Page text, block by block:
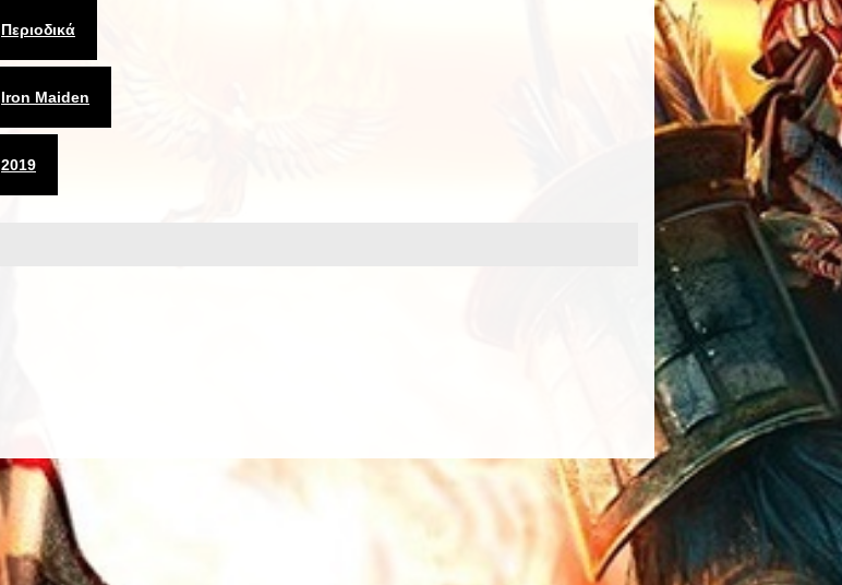
Περιοδικά
Iron Maiden
2019